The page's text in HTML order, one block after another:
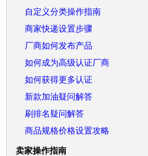
自定义分类操作指南
商家快递设置步骤
厂商如何发布产品
如何成为高级认证厂商
如何获得更多认证
新款加油疑问解答
刷排名疑问解答
商品规格价格设置攻略
卖家操作指南